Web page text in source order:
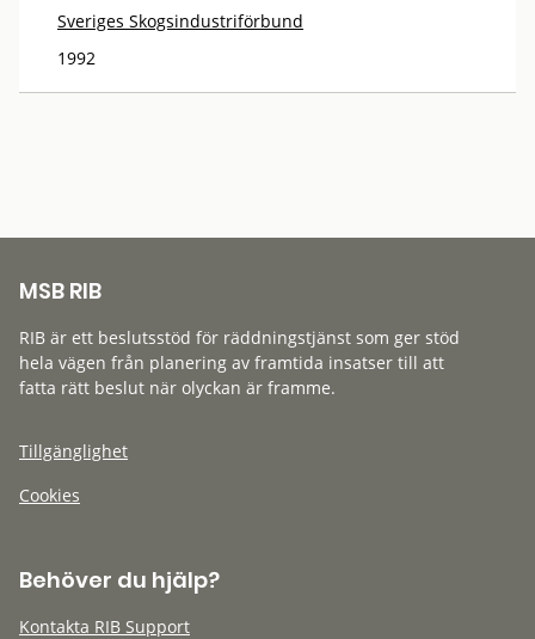
Sveriges Skogsindustriförbund
1992
MSB RIB
RIB är ett beslutsstöd för räddningstjänst som ger stöd
hela vägen från planering av framtida insatser till att
fatta rätt beslut när olyckan är framme.
Tillgänglighet
Cookies
Behöver du hjälp?
Kontakta RIB Support